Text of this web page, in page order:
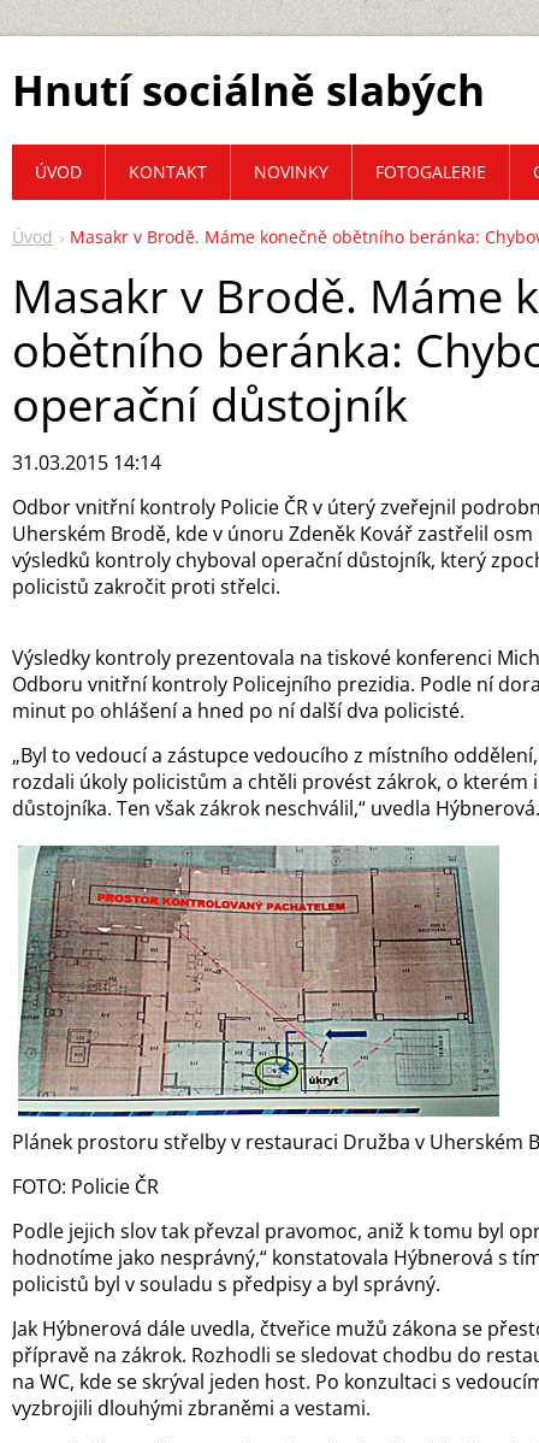
Hnutí sociálně slabých
Úvod Masakr v Brodě. Máme konečně obětního beránka:
Masakr v Brodě. Máme
obětního beránka:
operační důstojník
31.03.2015 14:14
Odbor vnitřní kontroly Policie ČR v úterý zveřejnil
Uherském Brodě, kde v únoru Zdeněk Kovář zastřelil osm
výsledků kontroly chyboval operační důstojník, který
policistů zakročit proti střelci.
Výsledky kontroly prezentovala na tiskové konferenci
Odboru vnitřní kontroly Policejního prezidia. Podle ní
minut po ohlášení a hned po ní další dva policisté.
„Byl to vedoucí a zástupce vedoucího z místního
rozdali úkoly policistům a chtěli provést zákrok, o
důstojníka. Ten však zákrok neschválil,“ uvedla Hýbnerová.
Plánek prostoru střelby v restauraci Družba v Uherském
FOTO: Policie ČR
Podle jejich slov tak převzal pravomoc, aniž k tomu byl
hodnotíme jako nesprávný,“ konstatovala Hýbnerová s
policistů byl v souladu s předpisy a byl správný.
Jak Hýbnerová dále uvedla, čtveřice mužů zákona se
přípravě na zákrok. Rozhodli se sledovat chodbu do
na WC, kde se skrýval jeden host. Po konzultaci s
vyzbrojili dlouhými zbraněmi a vestami.
ÚVOD KONTAKT NOVINKY FOTOGALERIE